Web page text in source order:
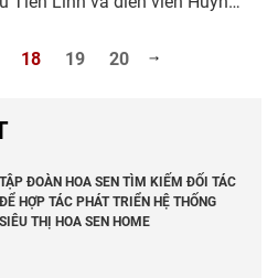
trình đã trao hơn nửa tỷ...
18 19 20
TẬP ĐOÀN HOA SEN TÌM KIẾM ĐỐI TÁC
ĐỂ HỢP TÁC PHÁT TRIỂN HỆ THỐNG
SIÊU THỊ HOA SEN HOME